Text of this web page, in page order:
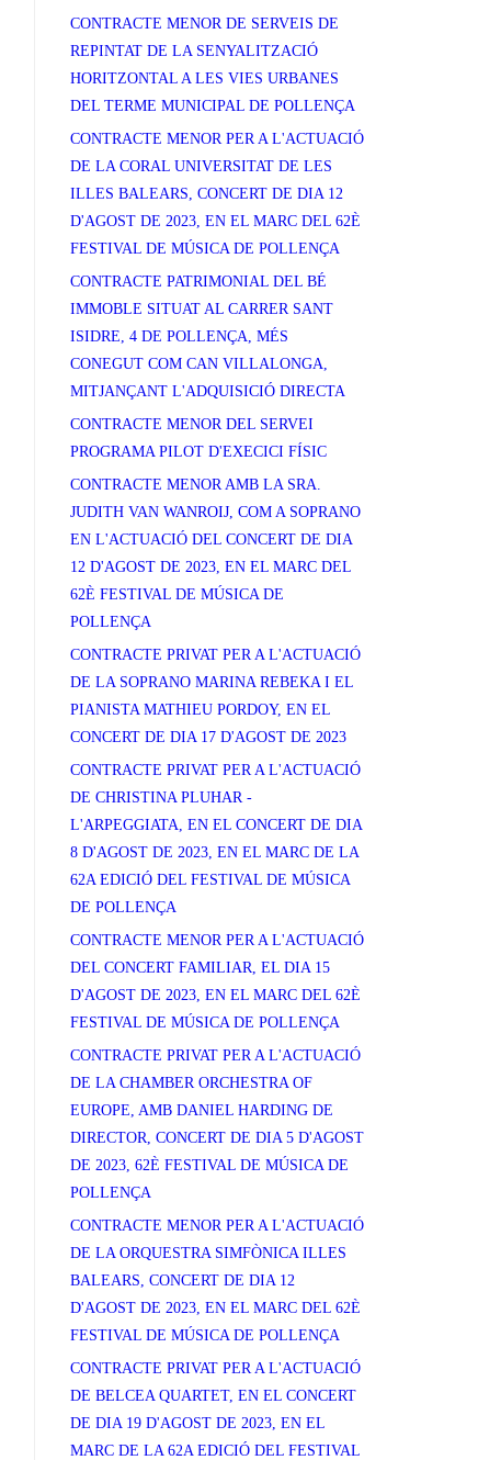
CONTRACTE MENOR DE SERVEIS DE
REPINTAT DE LA SENYALITZACIÓ
HORITZONTAL A LES VIES URBANES
DEL TERME MUNICIPAL DE POLLENÇA
CONTRACTE MENOR PER A L'ACTUACIÓ
DE LA CORAL UNIVERSITAT DE LES
ILLES BALEARS, CONCERT DE DIA 12
D'AGOST DE 2023, EN EL MARC DEL 62È
FESTIVAL DE MÚSICA DE POLLENÇA
CONTRACTE PATRIMONIAL DEL BÉ
IMMOBLE SITUAT AL CARRER SANT
ISIDRE, 4 DE POLLENÇA, MÉS
CONEGUT COM CAN VILLALONGA,
MITJANÇANT L'ADQUISICIÓ DIRECTA
CONTRACTE MENOR DEL SERVEI
PROGRAMA PILOT D'EXECICI FÍSIC
CONTRACTE MENOR AMB LA SRA.
JUDITH VAN WANROIJ, COM A SOPRANO
EN L'ACTUACIÓ DEL CONCERT DE DIA
12 D'AGOST DE 2023, EN EL MARC DEL
62È FESTIVAL DE MÚSICA DE
POLLENÇA
CONTRACTE PRIVAT PER A L'ACTUACIÓ
DE LA SOPRANO MARINA REBEKA I EL
PIANISTA MATHIEU PORDOY, EN EL
CONCERT DE DIA 17 D'AGOST DE 2023
CONTRACTE PRIVAT PER A L'ACTUACIÓ
DE CHRISTINA PLUHAR -
L'ARPEGGIATA, EN EL CONCERT DE DIA
8 D'AGOST DE 2023, EN EL MARC DE LA
62A EDICIÓ DEL FESTIVAL DE MÚSICA
DE POLLENÇA
CONTRACTE MENOR PER A L'ACTUACIÓ
DEL CONCERT FAMILIAR, EL DIA 15
D'AGOST DE 2023, EN EL MARC DEL 62È
FESTIVAL DE MÚSICA DE POLLENÇA
CONTRACTE PRIVAT PER A L'ACTUACIÓ
DE LA CHAMBER ORCHESTRA OF
EUROPE, AMB DANIEL HARDING DE
DIRECTOR, CONCERT DE DIA 5 D'AGOST
DE 2023, 62È FESTIVAL DE MÚSICA DE
POLLENÇA
CONTRACTE MENOR PER A L'ACTUACIÓ
DE LA ORQUESTRA SIMFÒNICA ILLES
BALEARS, CONCERT DE DIA 12
D'AGOST DE 2023, EN EL MARC DEL 62È
FESTIVAL DE MÚSICA DE POLLENÇA
CONTRACTE PRIVAT PER A L'ACTUACIÓ
DE BELCEA QUARTET, EN EL CONCERT
DE DIA 19 D'AGOST DE 2023, EN EL
MARC DE LA 62A EDICIÓ DEL FESTIVAL